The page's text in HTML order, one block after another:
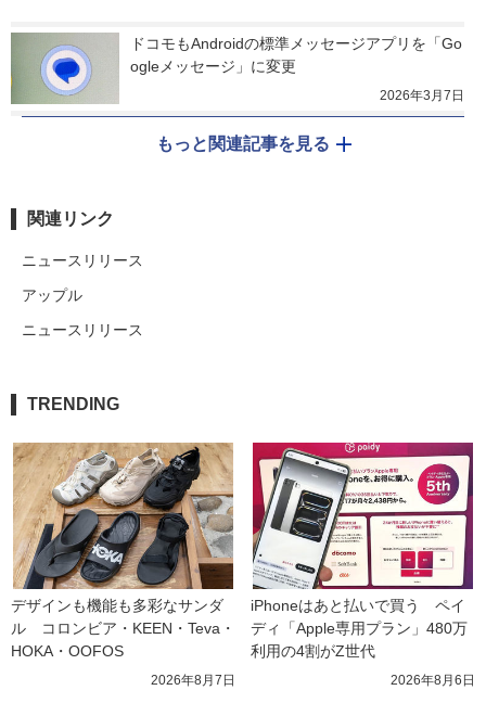
ドコモもAndroidの標準メッセージアプリを「Go
ogleメッセージ」に変更
2026年3月7日
もっと関連記事を見る
関連リンク
ニュースリリース
アップル
ニュースリリース
TRENDING
デザインも機能も多彩なサンダ
ル　コロンビア・KEEN・Teva・
HOKA・OOFOS
2026年8月7日
iPhoneはあと払いで買う　ペイ
ディ「Apple専用プラン」480万
利用の4割がZ世代
2026年8月6日